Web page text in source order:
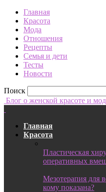
Главная
Красота
Мода
Отношения
Рецепты
Семья и дети
Тесты
Новости
Поиск
Блог о женской красоте и
Главная
Красота
Пластическая
оперативных
Мезотерапия для
кому показана?